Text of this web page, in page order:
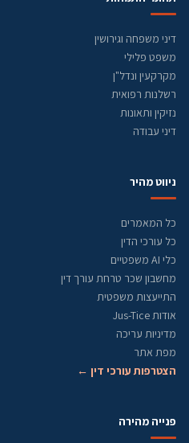
דיני משפחה וגירושין
משפט פלילי
מקרקעין ונדל"ן
רשלנות רפואית
נזיקין ותאונות
דיני עבודה
ניווט מהיר
כל המאמרים
כל עורכי הדין
כלי AI משפטיים
מחשבון שכר טרחת עורך דין
התייעצות משפטית
אודות Jus-Tice
מדיניות עריכה
מפת אתר
הצטרפות עורכי דין ←
פנייה מהירה